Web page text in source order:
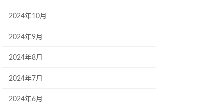
2024年10月
2024年9月
2024年8月
2024年7月
2024年6月